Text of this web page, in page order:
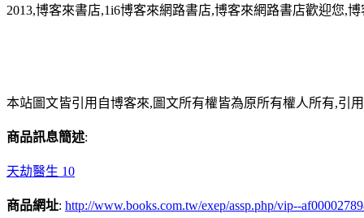
2013,博客來書店,1i6博客來網路書店,博客來網路書店歡迎您,
本站圖文皆引用自博客來,圖文所有權皆為原所有權人所有,引
商品訊息簡述:
天劫醫生 10
商品網址: http://www.books.com.tw/exep/assp.php/vip--